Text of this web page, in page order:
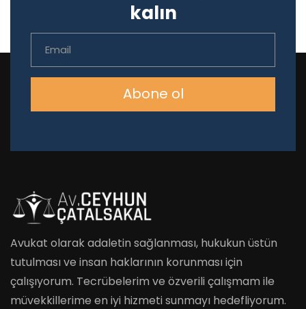
kalın
Abone ol
Avukat olarak adaletin sağlanması, hukukun üstün
tutulması ve insan haklarının korunması için
çalışıyorum. Tecrübelerim ve özverili çalışmam ile
müvekkillerime en iyi hizmeti sunmayı hedefliyorum.